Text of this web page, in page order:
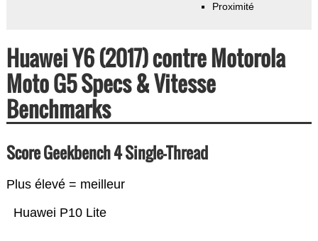
Proximité
Huawei Y6 (2017) contre Motorola
Moto G5 Specs & Vitesse
Benchmarks
Score Geekbench 4 Single-Thread
Plus élevé = meilleur
Huawei P10 Lite